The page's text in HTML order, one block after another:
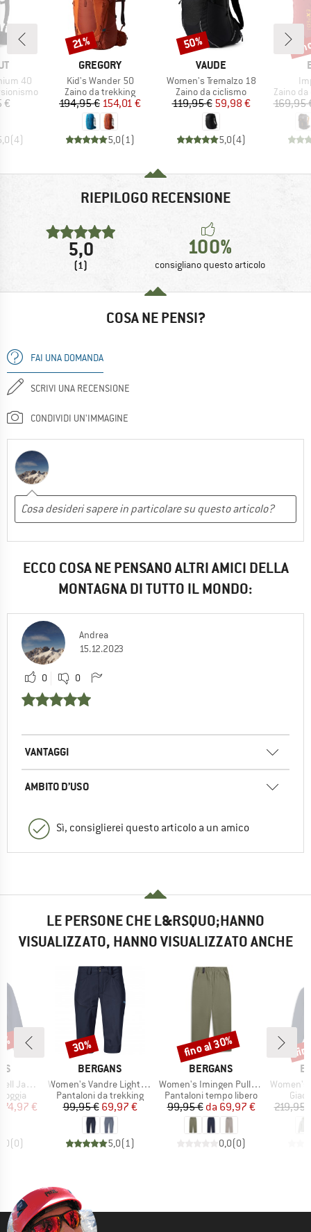
40
€
(4)
MARCHIO
GREGORY
Articolo
Kid's Wander 50
Gruppo di prodotti
Zaino da trekking
Prezzo
194,95 €Prezzo ridotto
154,01 €
5,0(1)
Sconto
21%
MARCHIO
VAUDE
Articolo
Women's Tremalzo 18
Gruppo di prodotti
Zaino da ciclismo
Prezzo
119,95 €Prezzo ridotto
59,98 €
5,0(4)
Sconto
50%
Gruppo
Zaino
169,95
RIEPILOGO RECENSIONE
5,0
(1)
100%
consigliano questo articolo
COSA NE PENSI?
FAI UNA DOMANDA
SCRIVI UNA RECENSIONE
CONDIVIDI UN'IMMAGINE
ECCO COSA NE PENSANO ALTRI AMICI DELLA
MONTAGNA DI TUTTO IL MONDO:
Andrea
15.12.2023
0 0
VANTAGGI
AMBITO D’USO
Sì, consiglierei questo articolo a un amico
LE PERSONE CHE L&RSQUO;HANNO
VISUALIZZATO, HANNO VISUALIZZATO ANCHE
Jacket
ridotto
€
(0)
MARCHIO
BERGANS
Articolo
Women's Vandre Light Softshell Long Shorts
Gruppo di prodotti
Pantaloni da trekking
Prezzo
99,95 €Prezzo ridotto
69,97 €
5,0( 1)
Sconto
30%
MARCHIO
BERGANS
Articolo
Women's Imingen Pull-On Pants
Gruppo di prodotti
Pantaloni tempo libero
Prezzo
99,95 € Prezzo ridotto
da 69,97 €
0,0(0)
Sconto
fino al 30%
Articolo
Women's Holo
219,95